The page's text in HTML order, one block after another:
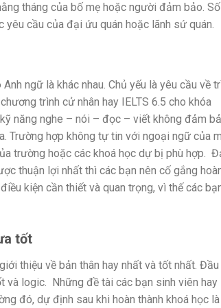
tháng của bố mẹ hoặc người đảm bảo. Số
cầu của đại ứu quán hoặc lãnh sứ quán.
ngữ là khác nhau. Chủ yếu là yêu cầu về
trình cử nhân hay IELTS 6.5 cho khóa
năng nghe – nói – đọc – viết không đảm
Trường hợp không tự tin với ngoại ngữ của
trường hoặc các khoá học dự bị phù hợp.
thuận lợi nhất thì các bạn nên cố gắng
kiện cần thiết và quan trọng, vì thế các
tốt
thiệu về bản thân hay nhất và tốt nhất. Đầu
và logic.
Những đề tài các bạn sinh viên hay
đó, dự định sau khi hoàn thành khoá học